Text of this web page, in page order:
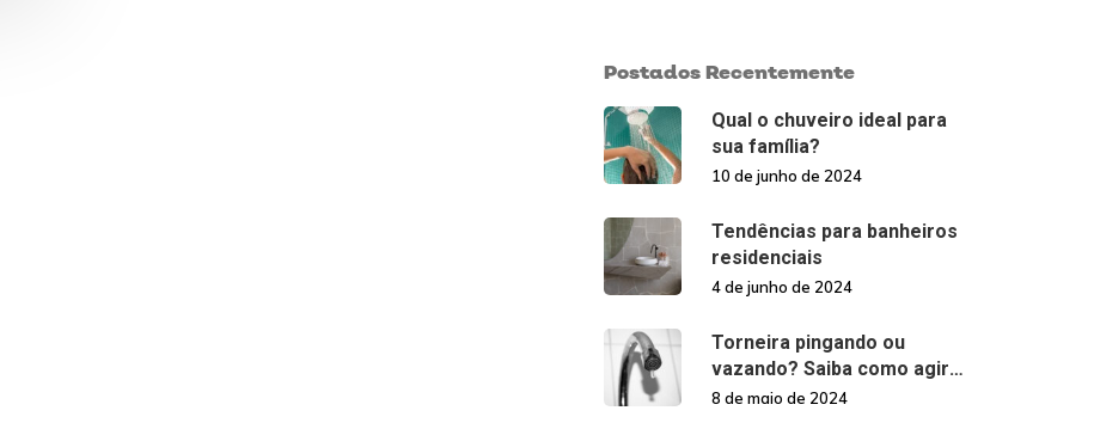
Postados Recentemente
Qual o chuveiro ideal para
sua família?
10 de junho de 2024
Tendências para banheiros
residenciais
4 de junho de 2024
Torneira pingando ou
vazando? Saiba como agir
nessas situações!
8 de maio de 2024